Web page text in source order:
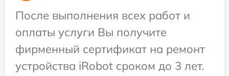
После выполнения всех работ и
оплаты услуги Вы получите
фирменный сертификат на ремонт
устройства iRobot сроком до 3 лет.